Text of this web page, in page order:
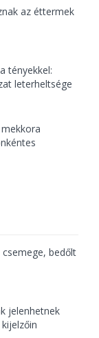
az éttermek
tényekkel:
leterheltsége
bedőlt
jelenhetnek